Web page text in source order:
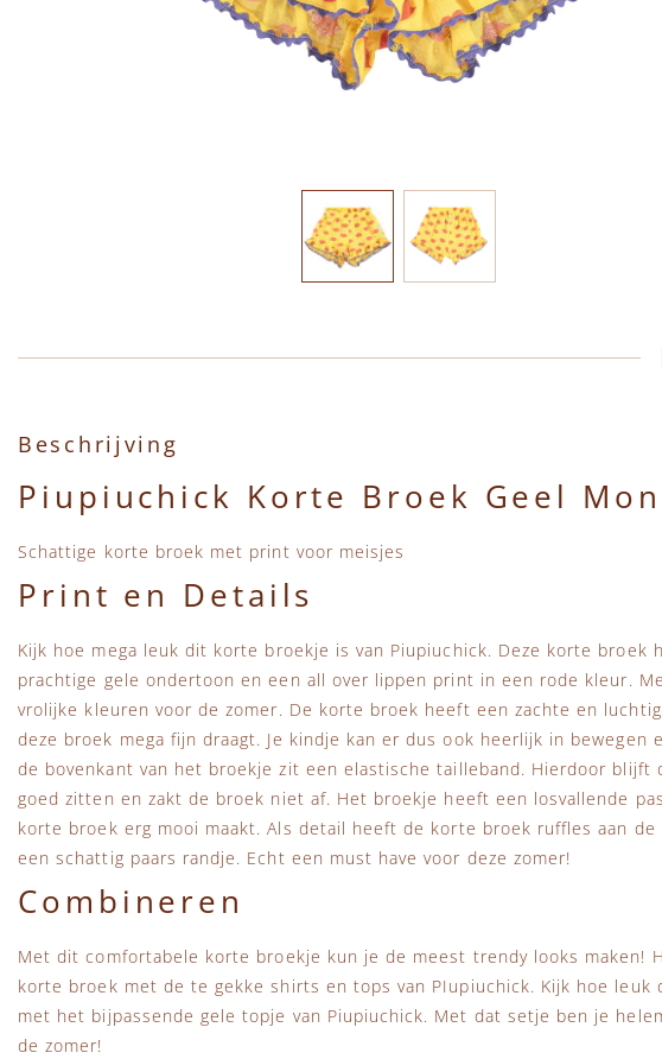
Beschrijving
Piupiuchick Korte Broek Geel
Schattige korte broek met print voor meisjes
Print en Details
Kijk hoe mega leuk dit korte broekje is van Piupiuchick. Deze korte broek
prachtige gele ondertoon en een all over lippen print in een rode kleur.
vrolijke kleuren voor de zomer. De korte broek heeft een zachte en
deze broek mega fijn draagt. Je kindje kan er dus ook heerlijk in bewegen
de bovenkant van het broekje zit een elastische tailleband. Hierdoor blijft
goed zitten en zakt de broek niet af. Het broekje heeft een losvallende
korte broek erg mooi maakt. Als detail heeft de korte broek ruffles aan de
een schattig paars randje. Echt een must have voor deze zomer!
Combineren
Met dit comfortabele korte broekje kun je de meest trendy looks maken!
korte broek met de te gekke shirts en tops van PIupiuchick. Kijk hoe leuk
met het bijpassende gele topje van Piupiuchick. Met dat setje ben je
de zomer!